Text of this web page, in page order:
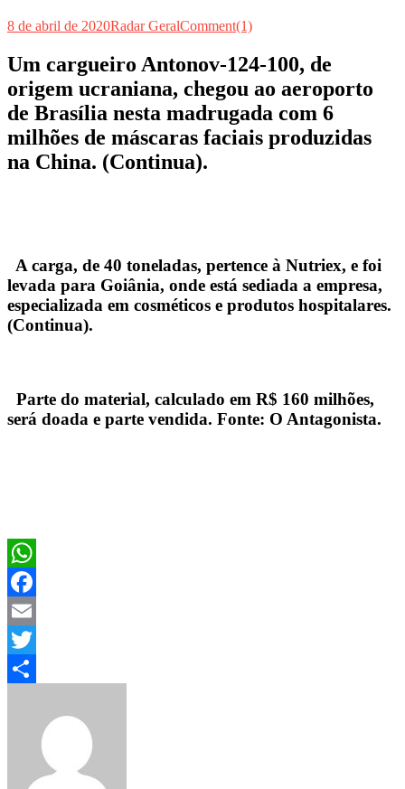
8 de abril de 2020Radar GeralComment(1)
Um cargueiro Antonov-124-100, de
origem ucraniana, chegou ao aeroporto
de Brasília nesta madrugada com 6
milhões de máscaras faciais produzidas
na China. (Continua).
A carga, de 40 toneladas, pertence à Nutriex, e foi
levada para Goiânia, onde está sediada a empresa,
especializada em cosméticos e produtos hospitalares.
(Continua).
Parte do material, calculado em R$ 160 milhões,
será doada e parte vendida. Fonte: O Antagonista.
WhatsApp
Facebook
Email
Twitter